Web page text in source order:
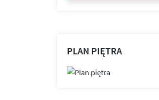
PLAN PIĘTRA